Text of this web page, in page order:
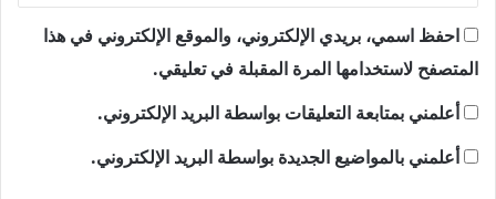
احفظ اسمي، بريدي الإلكتروني، والموقع الإلكتروني في هذا
المتصفح لاستخدامها المرة المقبلة في تعليقي.
أعلمني بمتابعة التعليقات بواسطة البريد الإلكتروني.
أعلمني بالمواضيع الجديدة بواسطة البريد الإلكتروني.